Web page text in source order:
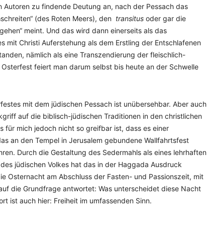
zu findende Deutung an, nach der Pessach das
(des Roten Meers), den transitus oder gar die
meint. Und das wird dann einerseits als das
mit Christi Auferstehung als dem Erstling der Entschlafenen
nämlich als eine Transzendierung der fleischlich-
feiert man darum selbst bis heute an der Schwelle
mit dem jüdischen Pessach ist unübersehbar. Aber auch
auf die biblisch-jüdischen Traditionen in den christlichen
für mich jedoch nicht so greifbar ist, dass es einer
an den Tempel in Jerusalem gebundene Wallfahrtsfest
Durch die Gestaltung des Sedermahls als eines lehrhaften
jüdischen Volkes hat das in der Haggada Ausdruck
Osternacht am Abschluss der Fasten- und Passionszeit, mit
die Grundfrage antwortet: Was unterscheidet diese Nacht
ist auch hier: Freiheit im umfassenden Sinn.